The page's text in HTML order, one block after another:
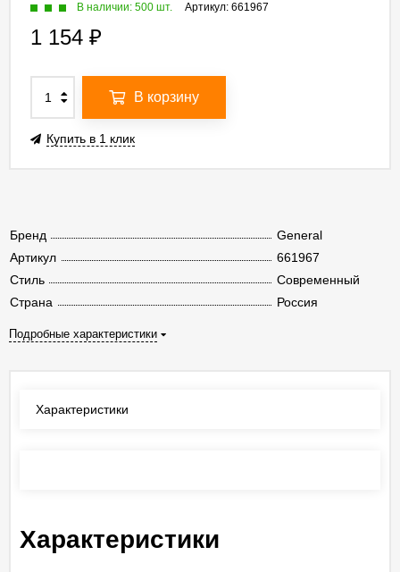
Бренд
General
Артикул
661967
Стиль
Современный
Страна
Россия
Подробные характеристики
Артикул: 661967
В наличии: 500 шт.
1 154 ₽
В корзину
Купить в 1 клик
Характеристики
Характеристики